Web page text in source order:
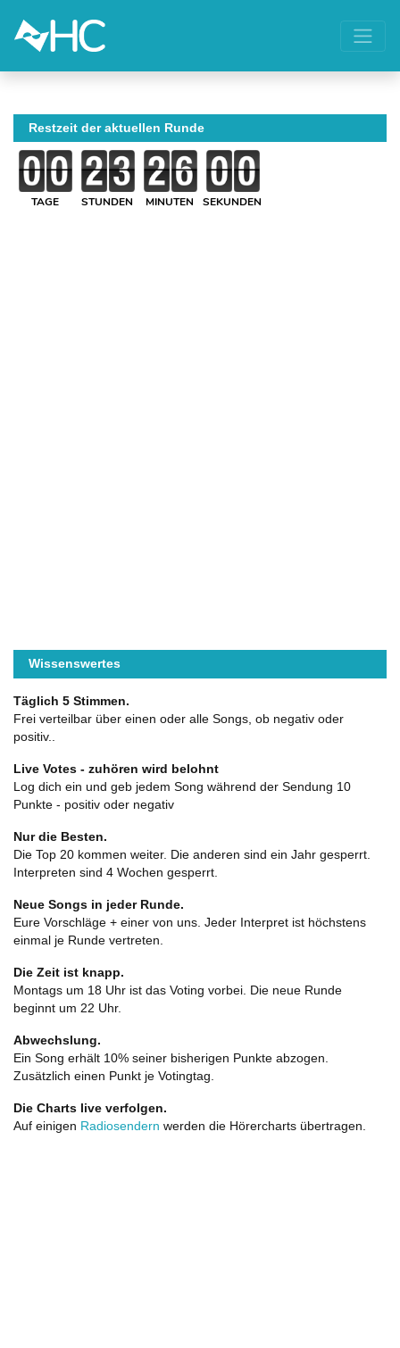
Restzeit der aktuellen Runde
TAGE STUNDEN MINUTEN SEKUNDEN
Wissenswertes
Täglich 5 Stimmen.
Frei verteilbar über einen oder alle Songs, ob negativ oder
positiv..
Live Votes - zuhören wird belohnt
Log dich ein und geb jedem Song während der Sendung 10
Punkte - positiv oder negativ
Nur die Besten.
Die Top 20 kommen weiter. Die anderen sind ein Jahr gesperrt.
Interpreten sind 4 Wochen gesperrt.
Neue Songs in jeder Runde.
Eure Vorschläge + einer von uns. Jeder Interpret ist höchstens
einmal je Runde vertreten.
Die Zeit ist knapp.
Montags um 18 Uhr ist das Voting vorbei. Die neue Runde
beginnt um 22 Uhr.
Abwechslung.
Ein Song erhält 10% seiner bisherigen Punkte abzogen.
Zusätzlich einen Punkt je Votingtag.
Die Charts live verfolgen.
Auf einigen Radiosendern werden die Hörercharts übertragen.